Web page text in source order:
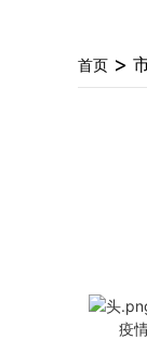
首页 >
疫